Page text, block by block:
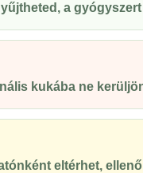
a
kukába ne
eltérhet,